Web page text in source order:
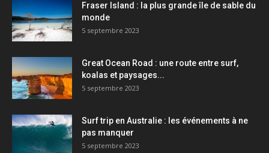
Fraser Island : la plus grande île de sable du
monde
5 septembre 2023
Great Ocean Road : une route entre surf,
koalas et paysages...
5 septembre 2023
Surf trip en Australie : les événements à ne
pas manquer
5 septembre 2023